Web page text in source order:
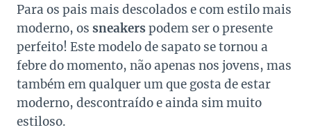
Para os pais mais descolados e com estilo mais
moderno, os sneakers podem ser o presente
perfeito! Este modelo de sapato se tornou a
febre do momento, não apenas nos jovens, mas
também em qualquer um que gosta de estar
moderno, descontraído e ainda sim muito
estiloso.